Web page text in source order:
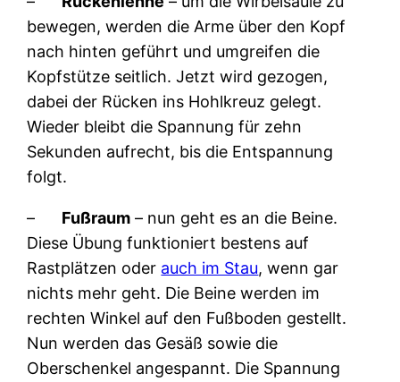
bewegen, werden die Arme über den Kopf
nach hinten geführt und umgreifen die
Kopfstütze seitlich. Jetzt wird gezogen,
dabei der Rücken ins Hohlkreuz gelegt.
Wieder bleibt die Spannung für zehn
Sekunden aufrecht, bis die Entspannung
folgt.
– Fußraum – nun geht es an die Beine.
Diese Übung funktioniert bestens auf
Rastplätzen oder auch im Stau, wenn gar
nichts mehr geht. Die Beine werden im
rechten Winkel auf den Fußboden gestellt.
Nun werden das Gesäß sowie die
Oberschenkel angespannt. Die Spannung